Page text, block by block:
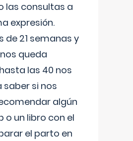
las consultas a
expresión.
de 21 semanas y
queda
las 40 nos
si nos
algún
o un libro con el
el parto en